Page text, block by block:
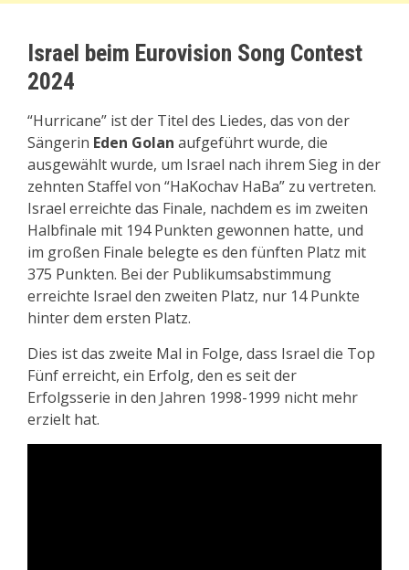
Israel beim Eurovision Song Contest
2024
“Hurricane” ist der Titel des Liedes, das von der
Sängerin Eden Golan aufgeführt wurde, die
ausgewählt wurde, um Israel nach ihrem Sieg in der
zehnten Staffel von “HaKochav HaBa” zu vertreten.
Israel erreichte das Finale, nachdem es im zweiten
Halbfinale mit 194 Punkten gewonnen hatte, und
im großen Finale belegte es den fünften Platz mit
375 Punkten. Bei der Publikumsabstimmung
erreichte Israel den zweiten Platz, nur 14 Punkte
hinter dem ersten Platz.
Dies ist das zweite Mal in Folge, dass Israel die Top
Fünf erreicht, ein Erfolg, den es seit der
Erfolgsserie in den Jahren 1998-1999 nicht mehr
erzielt hat.